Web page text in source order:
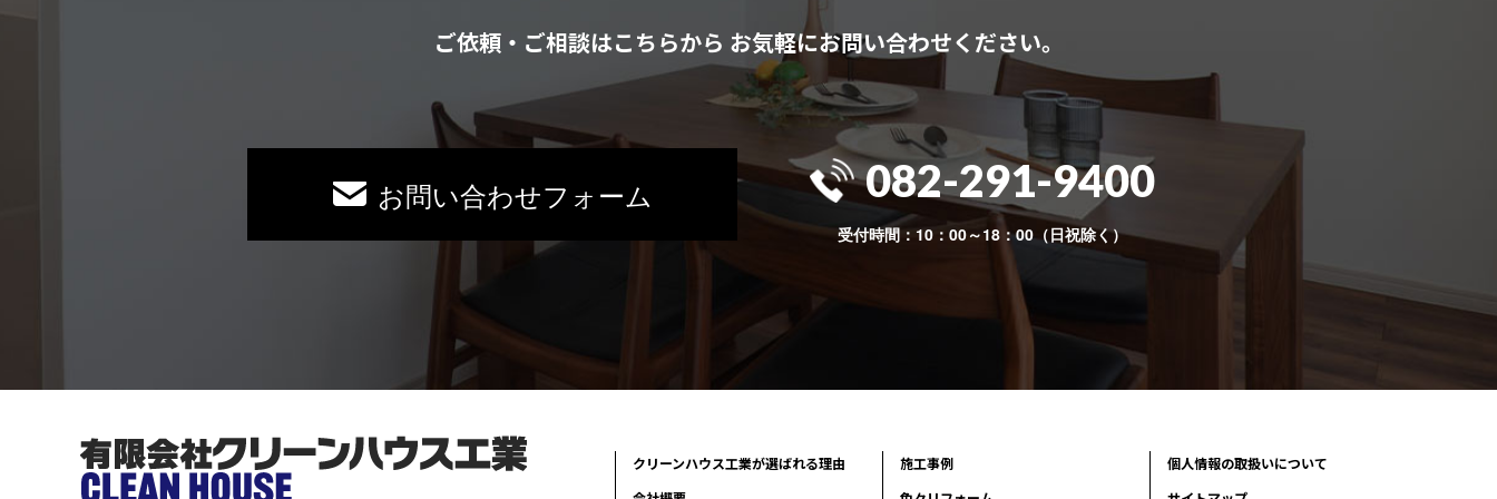
ご依頼・ご相談はこちらから お気軽にお問い合わせください。
お問い合わせフォーム 082-291-9400
受付時間：10：00～18：00（日祝除く）
クリーンハウス工業が選ばれる理由
施工事例
個人情報の取扱いについて